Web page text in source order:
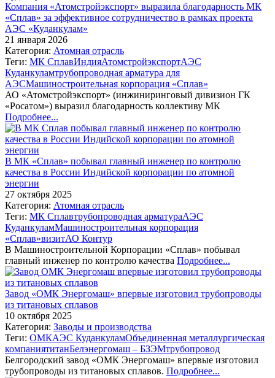
Компания «Атомстройэкспорт» выразила благодарность МК
«Сплав» за эффективное сотрудничество в рамках проекта
АЭС «Куданкулам»
21 января 2026
Категория: Атомная отрасль
Теги: МК СплавИндияАтомстройэкспортАЭС
Куданкуламтрубопроводная арматура для
АЭСМашиностроительная корпорация «Сплав»
АО «Атомстройэкспорт» (инжиниринговый дивизион ГК
«Росатом») выразил благодарность коллективу МК
Подробнее...
В МК «Сплав» побывал главный инженер по контролю
качества в России Индийской корпорации по атомной
энергии
27 октября 2025
Категория: Атомная отрасль
Теги: МК Сплавтрубопроводная арматураАЭС
КуданкуламМашиностроительная корпорация
«Сплав»визитАО Контур
В Машиностроительной Корпорации «Сплав» побывал
главный инженер по контролю качества Подробнее...
Завод «ОМК Энергомаш» впервые изготовил трубопроводы
из титановых сплавов
10 октября 2025
Категория: Заводы и производства
Теги: ОМКАЭС КуданкуламОбъединенная металлургическая
компаниятитанБелэнергомаш – БЗЭМтрубопровод
Белгородский завод «ОМК Энергомаш» впервые изготовил
трубопроводы из титановых сплавов. Подробнее...